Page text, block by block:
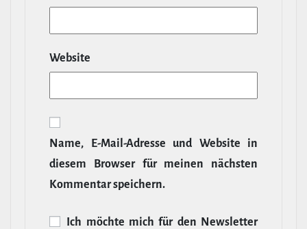
Website
Name, E‑Mail-​Adresse und Website in
diesem Browser für meinen nächsten
Kommentar speichern.
Ich möchte mich für den News­letter